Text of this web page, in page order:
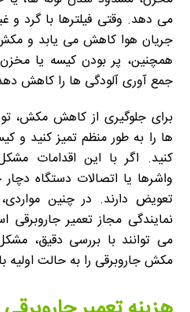
می دهد. وقتی فیلترها با گرد و
جریان هوا کاهش می یابد و
همچنین، پر بودن کیسه یا
جمع آوری آلودگی ها را کاهش
برای جلوگیری از کاهش مکش،
ها را به طور منظم تمیز کنید و
کنید. اگر با این اقدامات
واشرها یا اتصالات دستگاه
تعویض دارند. در چنین
نمایندگی مجاز تعمیر
می توانند با بررسی دقیق،
مکش جاروبرقی را به حالت اولیه